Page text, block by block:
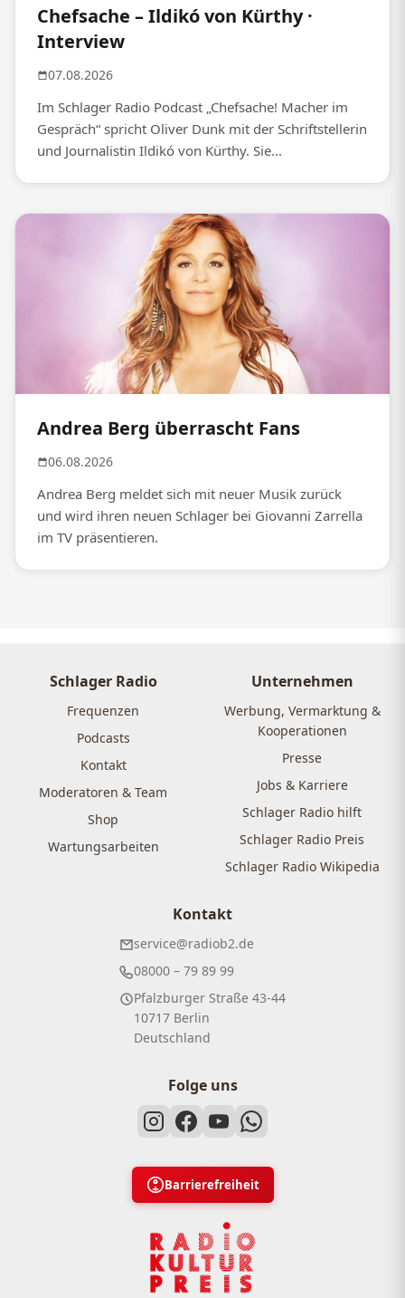
Chefsache – Ildikó von Kürthy ·
Interview
07.08.2026
Im Schlager Radio Podcast „Chefsache! Macher im
Gespräch“ spricht Oliver Dunk mit der Schriftstellerin
und Journalistin Ildikó von Kürthy. Sie...
Andrea Berg überrascht Fans
06.08.2026
Andrea Berg meldet sich mit neuer Musik zurück
und wird ihren neuen Schlager bei Giovanni Zarrella
im TV präsentieren.
Schlager Radio
Frequenzen
Podcasts
Kontakt
Moderatoren & Team
Shop
Wartungsarbeiten
Unternehmen
Werbung, Vermarktung &
Kooperationen
Presse
Jobs & Karriere
Schlager Radio hilft
Schlager Radio Preis
Schlager Radio Wikipedia
Kontakt
service@radiob2.de
08000 – 79 89 99
Pfalzburger Straße 43-44
10717 Berlin
Deutschland
Folge uns
Barrierefreiheit